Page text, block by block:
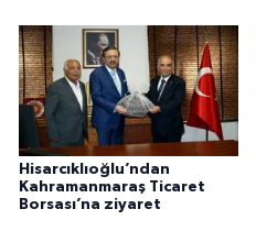
Hisarcıklıoğlu’ndan
Kahramanmaraş Ticaret
Borsası’na ziyaret